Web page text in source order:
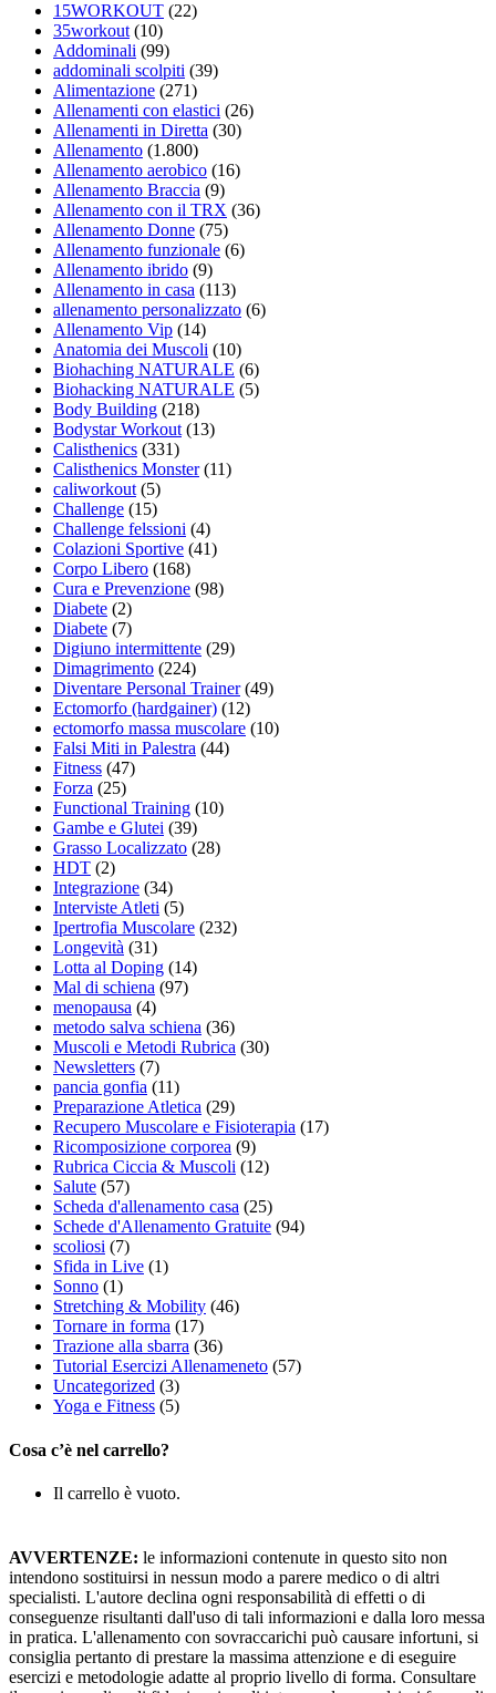
15WORKOUT (22)
35workout(10)
Addominali (99)
addominali scolpiti (39)
Alimentazione (271)
Allenamenti con elastici (26)
Allenamenti in Diretta (30)
Allenamento (1.800)
Allenamento aerobico (16)
Allenamento Braccia (9)
Allenamento con il TRX (36)
Allenamento Donne (75)
Allenamento funzionale (6)
Allenamento ibrido (9)
Allenamento in casa (113)
allenamento personalizzato (6)
Allenamento Vip (14)
Anatomia dei Muscoli (10)
Biohaching NATURALE (6)
Biohacking NATURALE (5)
Body Building (218)
Bodystar Workout(13)
Calisthenics (331)
Calisthenics Monster(11)
caliworkout(5)
Challenge (15)
Challenge felssioni (4)
Colazioni Sportive (41)
Corpo Libero (168)
Cura e Prevenzione (98)
Diabete (2)
Diabete (7)
Digiuno intermittente (29)
Dimagrimento (224)
Diventare Personal Trainer(49)
Ectomorfo (hardgainer) (12)
ectomorfo massa muscolare (10)
Falsi Miti in Palestra (44)
Fitness (47)
Forza (25)
Functional Training (10)
Gambe e Glutei (39)
Grasso Localizzato (28)
HDT (2)
Integrazione (34)
Interviste Atleti (5)
Ipertrofia Muscolare (232)
Longevità (31)
Lotta al Doping (14)
Mal di schiena (97)
menopausa (4)
metodo salva schiena (36)
Muscoli e Metodi Rubrica (30)
Newsletters (7)
pancia gonfia (11)
Preparazione Atletica (29)
Recupero Muscolare e Fisioterapia (17)
Ricomposizione corporea (9)
Rubrica Ciccia & Muscoli (12)
Salute (57)
Scheda d'allenamento casa (25)
Schede d'Allenamento Gratuite (94)
scoliosi (7)
Sfida in Live (1)
Sonno (1)
Stretching & Mobility (46)
Tornare in forma (17)
Trazione alla sbarra (36)
Tutorial Esercizi Allenameneto (57)
Uncategorized (3)
Yoga e Fitness (5)
Cosa c’è nel carrello?
Il carrello è vuoto.
AVVERTENZE: le informazioni contenute in questo sito non
intendono sostituirsi in nessun modo a parere medico o di altri
specialisti. L'autore declina ogni responsabilità di effetti o di
conseguenze risultanti dall'uso di tali informazioni e dalla loro messa
in pratica. L'allenamento con sovraccarichi può causare infortuni, si
consiglia pertanto di prestare la massima attenzione e di eseguire
esercizi e metodologie adatte al proprio livello di forma. Consultare